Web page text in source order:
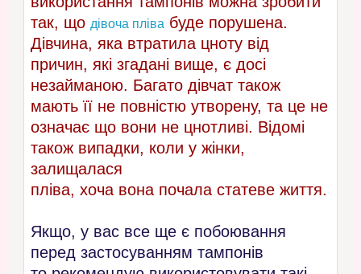
так, що дівоча пліва буде порушена.
Дівчина, яка втратила цноту від
причин, які згадані вище, є досі
незайманою. Багато дівчат також
мають її не повністю утворену, та це не
означає що вони не цнотливі. Відомі
також випадки, коли у жінки,
залищалася
пліва, хоча вона почала статеве життя.
Якщо, у вас все ще є побоювання
перед застосуванням тампонів